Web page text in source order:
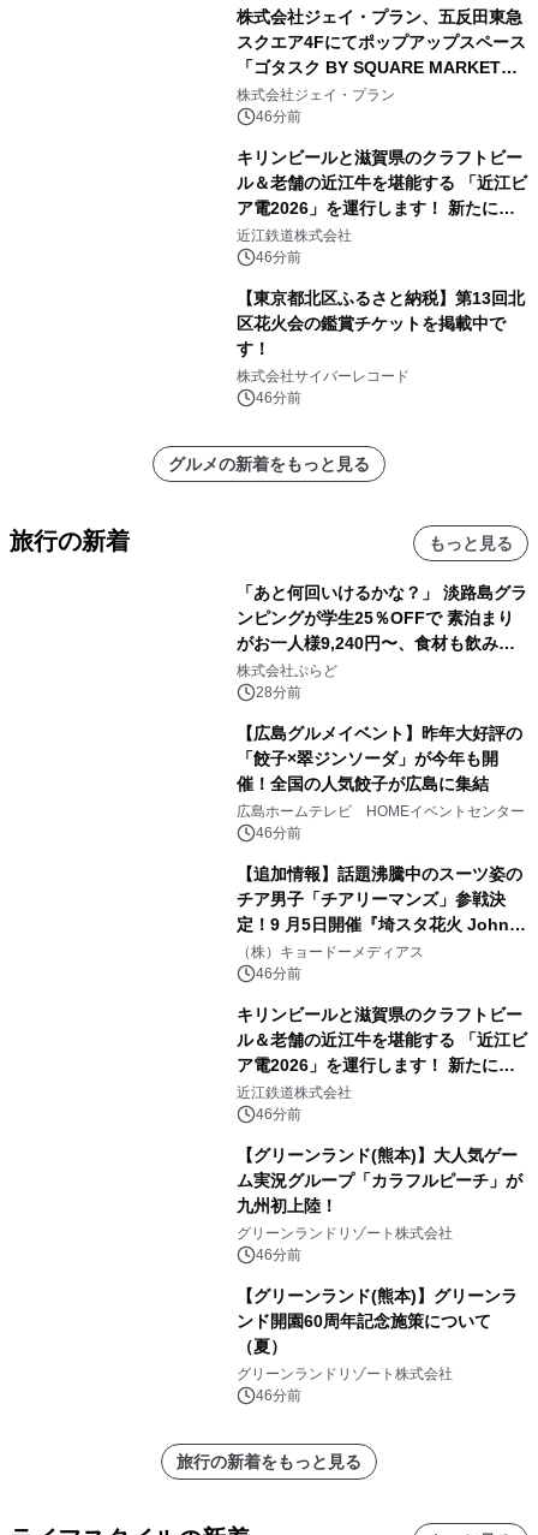
株式会社ジェイ・プラン、五反田東急
スクエア4Fにてポップアップスペース
「ゴタスク BY SQUARE MARKET」
の運営を開始
株式会社ジェイ・プラン
46分前
キリンビールと滋賀県のクラフトビー
ル＆老舗の近江牛を堪能する 「近江ビ
ア電2026」を運行します！ 新たに
「長濱浪漫ビール」が参加！キリン一
番搾り飲み放題が復活！
近江鉄道株式会社
46分前
【東京都北区ふるさと納税】第13回北
区花火会の鑑賞チケットを掲載中で
す！
株式会社サイバーレコード
46分前
グルメの新着をもっと見る
旅行の新着 もっと見る
「あと何回いけるかな？」 淡路島グラ
ンピングが学生25％OFFで 素泊まり
がお一人様9,240円〜、食材も飲み物
も持ち込み自由 「グランピングリゾー
ト Awaji」9月30日までの平日限定
株式会社ぷらど
28分前
【広島グルメイベント】昨年大好評の
「餃子×翠ジンソーダ」が今年も開
催！全国の人気餃子が広島に集結
広島ホームテレビ HOMEイベントセンター
46分前
【追加情報】話題沸騰中のスーツ姿の
チア男子「チアリーマンズ」参戦決
定！9 月5日開催『埼スタ花火 John
Williams Fireworks 2026』を大迫力
のパフォーマンスで熱く盛り上げる！
（株）キョードーメディアス
46分前
キリンビールと滋賀県のクラフトビー
ル＆老舗の近江牛を堪能する 「近江ビ
ア電2026」を運行します！ 新たに
「長濱浪漫ビール」が参加！キリン一
番搾り飲み放題が復活！
近江鉄道株式会社
46分前
【グリーンランド(熊本)】大人気ゲー
ム実況グループ「カラフルピーチ」が
九州初上陸！
グリーンランドリゾート株式会社
46分前
【グリーンランド(熊本)】グリーンラ
ンド開園60周年記念施策について
（夏）
グリーンランドリゾート株式会社
46分前
旅行の新着をもっと見る